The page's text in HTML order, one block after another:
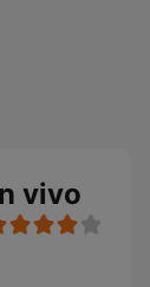
vivo